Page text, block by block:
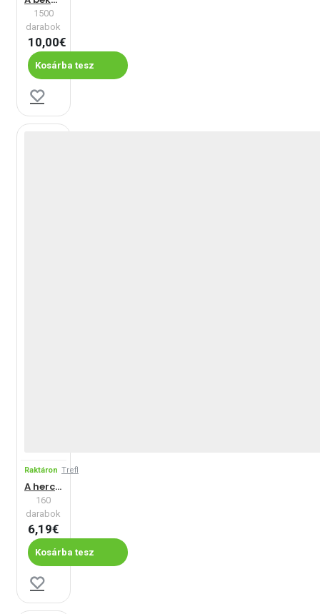
1500
darabok
10,00€
Kosárba tesz
Raktáron Trefl
A hercegnők csodálatos világa
160
darabok
6,19€
Kosárba tesz